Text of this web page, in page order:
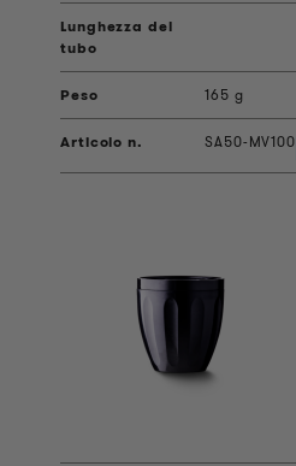
165 g
SA50-MV100